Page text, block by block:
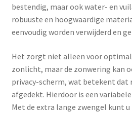
bestendig, maar ook water- en
robuuste en hoogwaardige
eenvoudig worden verwijderd en
Het zorgt niet alleen voor
zonlicht, maar de zonwering kan
privacy-scherm, wat betekent dat
afgedekt. Hierdoor is een
Met de extra lange zwengel kunt